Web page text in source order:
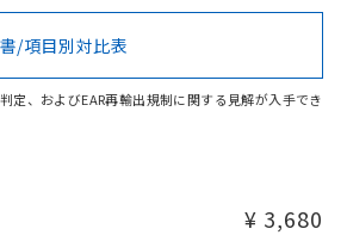
在する可能性があります。
/項目別対比表
定、およびEAR再輸出規制に関する見解が入手でき
¥ 3,680